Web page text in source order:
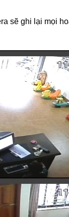
sẽ ghi lại mọi